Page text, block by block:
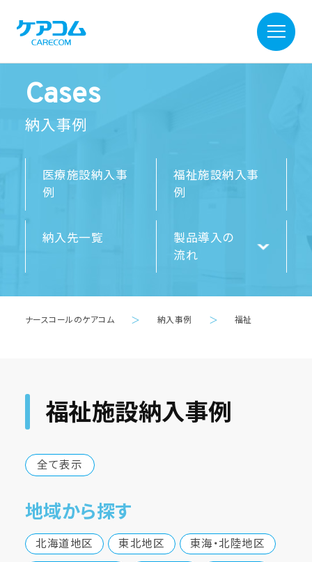
Cases
納入事例
医療施設納入事
例
福祉施設納入事
例
納入先一覧
製品導入の
流れ
ナースコールのケアコム ＞ 納入事例 ＞ 福祉
福祉施設納入事例
全て表示
地域から探す
北海道地区 東北地区
東海・北陸地区